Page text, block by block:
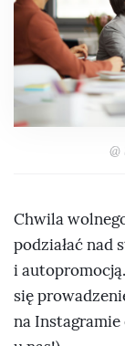
Chwila
podziałać nad
i
się
na Instagramie